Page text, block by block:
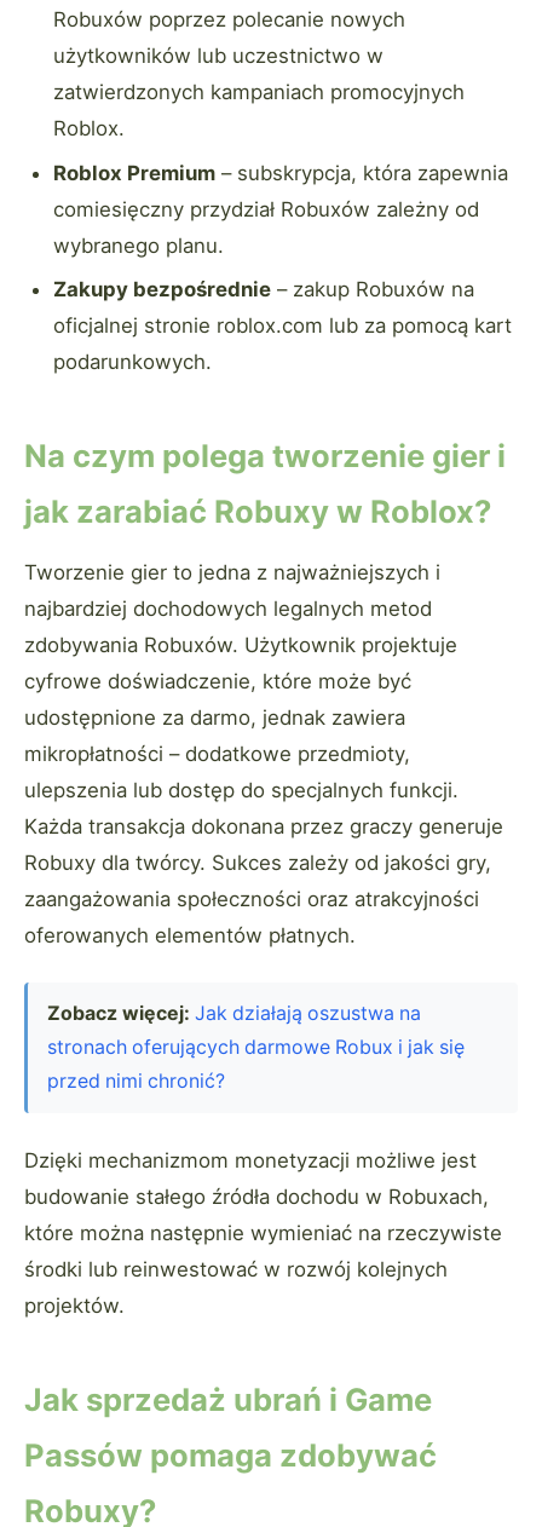
Robuxów poprzez polecanie nowych
użytkowników lub uczestnictwo w
zatwierdzonych kampaniach promocyjnych
Roblox.
Roblox Premium – subskrypcja, która zapewnia
comiesięczny przydział Robuxów zależny od
wybranego planu.
Zakupy bezpośrednie – zakup Robuxów na
oficjalnej stronie roblox.com lub za pomocą kart
podarunkowych.
Na czym polega tworzenie gier i
jak zarabiać Robuxy w Roblox?
Tworzenie gier to jedna z najważniejszych i
najbardziej dochodowych legalnych metod
zdobywania Robuxów. Użytkownik projektuje
cyfrowe doświadczenie, które może być
udostępnione za darmo, jednak zawiera
mikropłatności – dodatkowe przedmioty,
ulepszenia lub dostęp do specjalnych funkcji.
Każda transakcja dokonana przez graczy generuje
Robuxy dla twórcy. Sukces zależy od jakości gry,
zaangażowania społeczności oraz atrakcyjności
oferowanych elementów płatnych.
Zobacz więcej: Jak działają oszustwa na
stronach oferujących darmowe Robux i jak się
przed nimi chronić?
Dzięki mechanizmom monetyzacji możliwe jest
budowanie stałego źródła dochodu w Robuxach,
które można następnie wymieniać na rzeczywiste
środki lub reinwestować w rozwój kolejnych
projektów.
Jak sprzedaż ubrań i Game
Passów pomaga zdobywać
Robuxy?